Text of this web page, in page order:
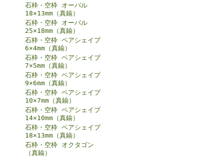
石枠・空枠 オーバル
18×13mm（真鍮）
石枠・空枠 オーバル
25×18mm（真鍮）
石枠・空枠 ペアシェイプ
6×4mm（真鍮）
石枠・空枠 ペアシェイプ
7×5mm（真鍮）
石枠・空枠 ペアシェイプ
9×6mm（真鍮）
石枠・空枠 ペアシェイプ
10×7mm（真鍮）
石枠・空枠 ペアシェイプ
14×10mm（真鍮）
石枠・空枠 ペアシェイプ
18×13mm（真鍮）
石枠・空枠 オクタゴン
（真鍮）